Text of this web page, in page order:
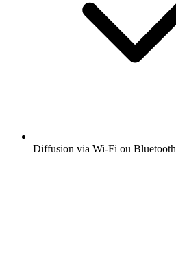
Diffusion via Wi-Fi ou Bluetooth